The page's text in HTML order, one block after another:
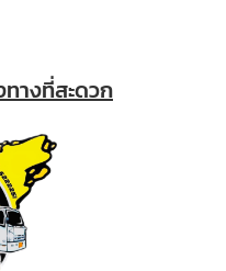
างที่สะดวก